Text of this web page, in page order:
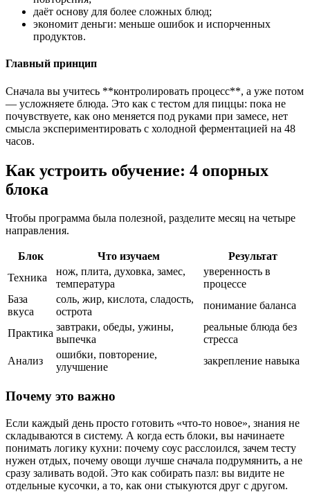
даёт основу для более сложных блюд;
экономит деньги: меньше ошибок и испорченных
продуктов.
Главный принцип
Сначала вы учитесь **контролировать процесс**, а уже потом
— усложняете блюда. Это как с тестом для пиццы: пока не
почувствуете, как оно меняется под руками при замесе, нет
смысла экспериментировать с холодной ферментацией на 48
часов.
Как устроить обучение: 4 опорных
блока
Чтобы программа была полезной, разделите месяц на четыре
направления.
Блок Что изучаем
Результат
Техника
нож, плита, духовка, замес,
температура
уверенность в
процессе
База
вкуса
соль, жир, кислота, сладость,
острота
понимание баланса
Практика
завтраки, обеды, ужины,
выпечка
реальные блюда без
стресса
Анализ
ошибки, повторение,
улучшение
закрепление навыка
Почему это важно
Если каждый день просто готовить «что-то новое», знания не
складываются в систему. А когда есть блоки, вы начинаете
понимать логику кухни: почему соус расслоился, зачем тесту
нужен отдых, почему овощи лучше сначала подрумянить, а не
сразу заливать водой. Это как собирать пазл: вы видите не
отдельные кусочки, а то, как они стыкуются друг с другом.